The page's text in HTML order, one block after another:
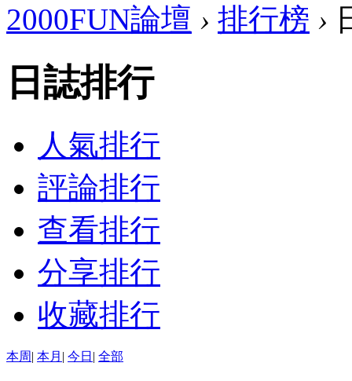
2000FUN論壇 › 排行榜 ›
日誌排行
人氣排行
評論排行
查看排行
分享排行
收藏排行
本周| 本月 | 今日 | 全部